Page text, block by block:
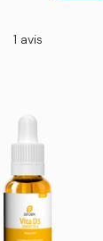
1 avis